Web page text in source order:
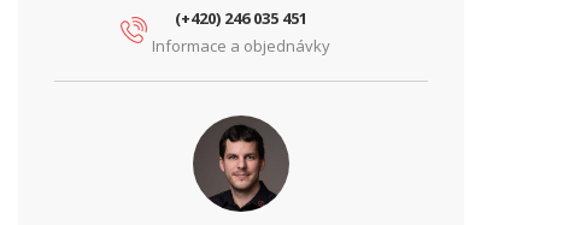
(+420) 246 035 451
Informace a objednávky